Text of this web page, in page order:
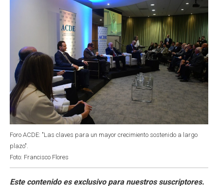
Foro ACDE: "Las claves para un mayor crecimiento sostenido a largo
plazo".
Foto: Francisco Flores